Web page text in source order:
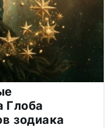
Глоба
зодиака